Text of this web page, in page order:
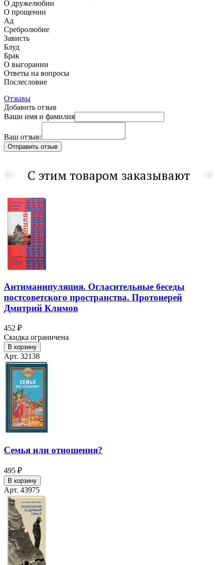
О дружелюбии
О прощении
Ад
Сребролюбие
Зависть
Блуд
Брак
О выгорании
Ответы на вопросы
Послесловие
Отзывы
Добавить отзыв
Ваши имя и фамилия
Ваш отзыв:
С этим товаром заказывают
Антиманипуляция. Огласительные беседы
постсоветского пространства. Протоиерей
Дмитрий Климов
452 ₽
Скидка ограничена
В корзину
Арт. 32138
Семья или отношения?
495 ₽
В корзину
Арт. 43975